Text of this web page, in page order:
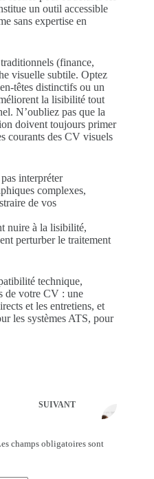
un outil accessible
sans expertise en
(finance,
visuelle subtile. Optez
têtes distinctifs ou un
la lisibilité tout
N’oubliez pas que la
doivent toujours primer
courants des CV visuels
interpréter
complexes,
de vos
nuire à la lisibilité,
perturber le traitement
technique,
de votre CV : une
et les entretiens, et
les systèmes ATS, pour
SUIVANT
champs obligatoires sont